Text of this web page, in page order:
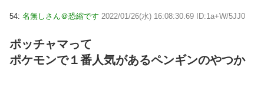
54: 名無しさん＠恐縮です 2022/01/26(水) 16:08:30.69 ID:1a+W/5JJ0
ポッチャマって
ポケモンで１番人気があるペンギンのやつか